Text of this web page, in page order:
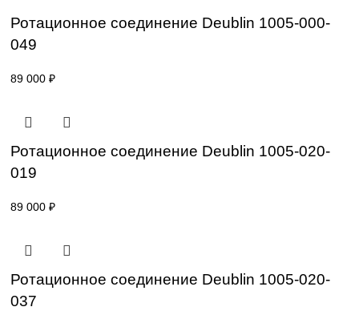
sales@corp-line.ru
или свяжитесь по телефону:
Сопутствующие товары
049
89 000